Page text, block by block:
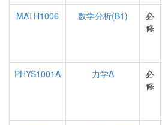
MATH1006
数学分析(B1)
必
修
PHYS1001A
力学A
必
修